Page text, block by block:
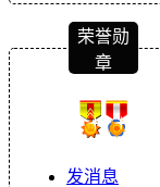
荣誉勋
章
发消息